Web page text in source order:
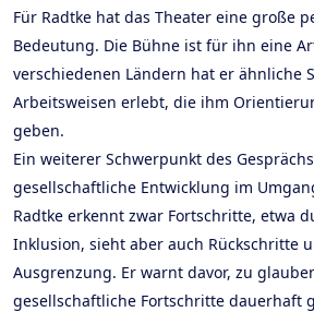
Für Radtke hat das Theater eine große
Bedeutung. Die Bühne ist für ihn eine
verschiedenen Ländern hat er ähnliche
Arbeitsweisen erlebt, die ihm
geben.
Ein weiterer Schwerpunkt des
gesellschaftliche Entwicklung im
Radtke erkennt zwar Fortschritte, etwa
Inklusion, sieht aber auch Rückschritte
Ausgrenzung. Er warnt davor, zu
gesellschaftliche Fortschritte dauerhaft